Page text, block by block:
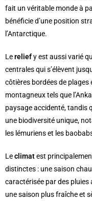
fait un véritable monde à
bénéficie d’une position
l’Antarctique.
Lereliefy est aussi varié
centrales qui s’élèvent
côtières bordées de
montagneux tels que
paysage accidenté, tandis
une biodiversité unique,
les lémuriens et les
Leclimatest
distinctes : une saison
caractérisée par des
une saison plus fraîche et